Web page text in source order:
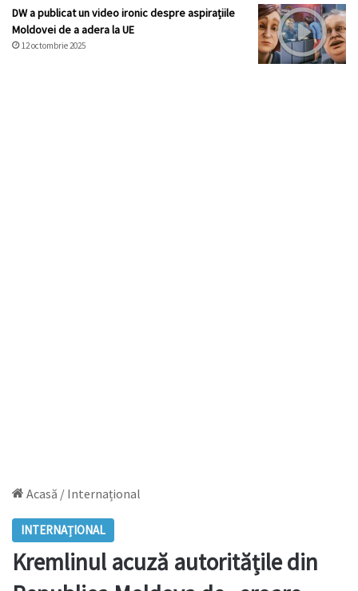
DW a publicat un video ironic despre aspirațiile
Moldovei de a adera la UE
12 octombrie 2025